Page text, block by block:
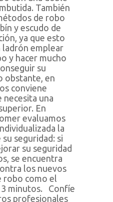
También
de robo
y escudo de
ya que esto
ladrón emplear
y hacer mucho
su
obstante, en
conviene
necesita una
En
evaluamos
la
seguridad: si
su seguridad
se encuentra
los nuevos
robo como el
minutos. Confíe
profesionales